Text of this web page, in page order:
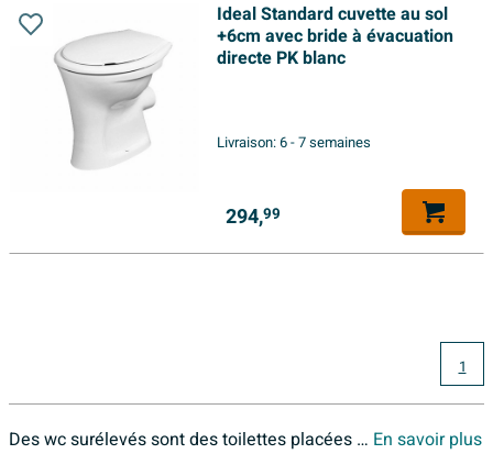
Ideal Standard cuvette au sol
+6cm avec bride à évacuation
directe PK blanc
Livraison:6 - 7 semaines
294,99
1
Des wc surélevés sont des toilettes placées plus haut qu'une cuvette normale. Une toilette moyenne mesure en générale entre 40 et 43 cm de haut. Une toilette surélevée se situe souvent entre 46 et 50 cm, c'est donc une différence de +3 à +10 centimètres. Ces wc conviennent donc aux personnes âgées, des personnes à mobilité réduite ou aux personnes ayant des problèmes physiques. Le WC surélevé est également idéal dans une perspective d'avenir, dans une maison adaptée pour y rester toute sa vie. Avec un wc surélevé, vous n'avez pas besoin de vous pencher autant et il est plus facile de se relever. Si nécessaire, des poignées supplémentaires peuvent être ajoutées pour plus de sécurité et de confort. Sawiday propose plusieurs grandes marques de WC surélevés. Les marques que nous fournissons incluent : Plieger, Villeroy & Boch et Geberit. En savoir plus